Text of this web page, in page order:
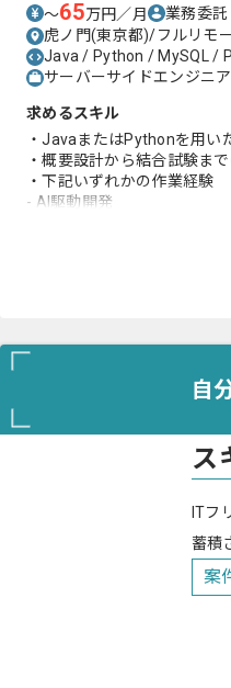
〜65万円／月 業務委託
虎ノ門(東京都)/フルリモ
Java / Python / MySQL /
サーバーサイドエンジニア
求めるスキル
・JavaまたはPythonを用い
・概要設計から結合試験ま
・下記いずれかの作業経験
- AI駆動開発
自
ス
ITフ
蓄積
案